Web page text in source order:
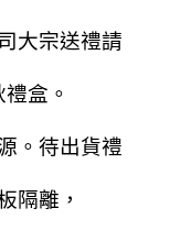
大宗送禮請
盒。
。 待出貨禮
隔離，